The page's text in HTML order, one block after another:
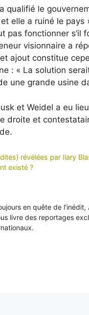
qualifié le
elle a ruiné le
fonctionner s’il
visionnaire a
ajout constitue
: « La solution
une grande usine
et Weidel a eu
droite et
révélées par Ilary
existé ?
en quête de
livre des reportages